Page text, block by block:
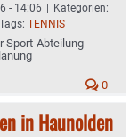
- 14:06 | Kategorien:
Tags: TENNIS
Sport-Abteilung -
0
in Haunolden